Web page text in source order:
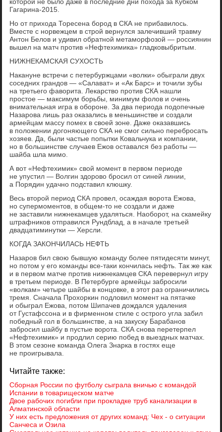
которой не было даже в последние дни похода за Кубком
Гагарина-2015.
Но от прихода Торесена бород в СКА не прибавилось.
Вместе с норвежцем в строй вернулся залечивший травму
Антон Белов и удивил обратной метаморфозой — россиянин
вышел на матч против «Нефтехимика» гладковыбритым.
НИЖНЕКАМСКАЯ СУХОСТЬ
Накануне встречи с петербуржцами «волки» обыграли двух
соседних грандов — «Салават» и «Ак Барс» и точили зубы
на третьего фаворита. Лекарство против СКА нашли
простое — максимум борьбы, минимум фолов и очень
внимательная игра в обороне. За два периода подопечные
Назарова лишь раз оказались в меньшинстве и создали
армейцам массу помех в своей зоне. Даже оказавшись
в положении догоняющего СКА не смог сильно перебросать
хозяев. Да, были частые попытки Ковальчука и компании,
но в большинстве случаев Ежов оставался без работы —
шайба шла мимо.
А вот «Нефтехимик» свой момент в первом периоде
не упустил — Волгин здорово бросил от синей линии,
а Порядин удачно подставил клюшку.
Весь второй период СКА провел, осаждая ворота Ежова,
но супермоментов, в общем-то не создали и даже
не заставили нижнекамцев удаляться. Наоборот, на скамейку
штрафников отправился Рундблад, а в начале третьей
двадцатиминутки — Херсли.
КОГДА ЗАКОНЧИЛАСЬ НЕФТЬ
Назаров бил свою бывшую команду более пятидесяти минут,
но потом у его команды все-таки кончилась нефть. Так же как
и в первом матче против нижнекамцев СКА перевернул игру
в третьем периоде. В Петербурге армейцы забросили
«волкам» четыре шайбы в концовке, в этот раз ограничились
тремя. Сначала Прохоркин подловил момент на пятачке
и обыграл Ежова, потом Шипачев дождался удаления
от Густафссона и в фирменном стиле с острого угла забил
победный гол в большинстве, а на закуску Барабанов
забросил шайбу в пустые ворота. СКА снова перетерпел
«Нефтехимик» и продлил серию побед в выездных матчах.
В этом сезоне команда Олега Знарка в гостях еще
не проигрывала.
Читайте также:
Сборная России по футболу сыграла вничью с командой
Испании в товарищеском матче
Двое рабочих погибли при прокладке труб канализации в
Алматинской области
У них есть предложения от других команд: Чех - о ситуации
Санчеса и Озила